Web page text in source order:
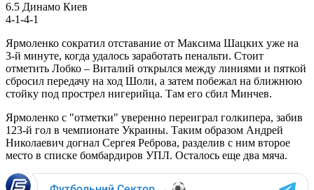
6.5 Динамо Киев
4-1-4-1
Ярмоленко сократил отставание от Максима Шацких уже на
3-й минуте, когда удалось заработать пенальти. Стоит
отметить Лобко – Виталий открылся между линиями и пяткой
сбросил передачу на ход Шоли, а затем побежал на ближнюю
стойку под прострел нигерийца. Там его сбил Минчев.
Ярмоленко с "отметки" уверенно переиграл голкипера, забив
123-й гол в чемпионате Украины. Таким образом Андрей
Николаевич догнал Сергея Реброва, разделив с ним второе
место в списке бомбардиров УПЛ. Осталось еще два мяча.